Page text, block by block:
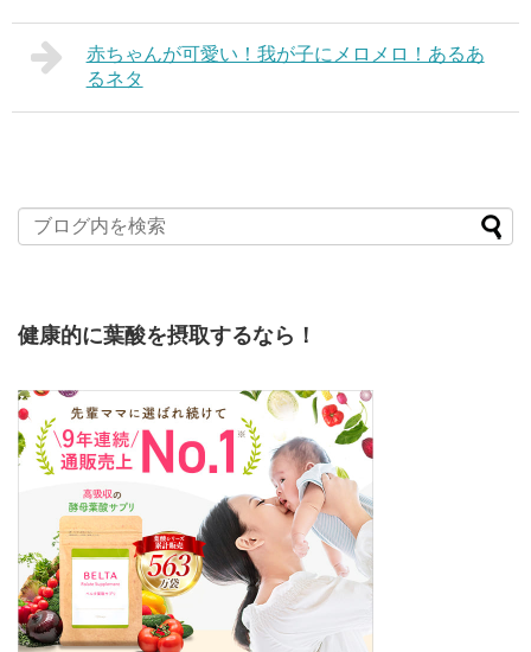
赤ちゃんが可愛い！我が子にメロメロ！あるあ
るネタ
健康的に葉酸を摂取するなら！